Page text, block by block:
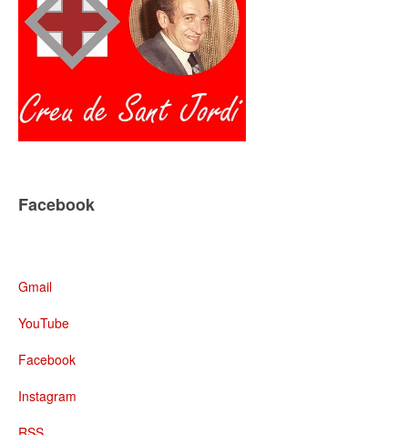
Facebook
Gmail
YouTube
Facebook
Instagram